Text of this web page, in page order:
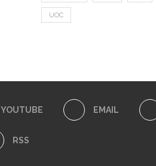
UOC
YOUTUBE EMAIL
RSS